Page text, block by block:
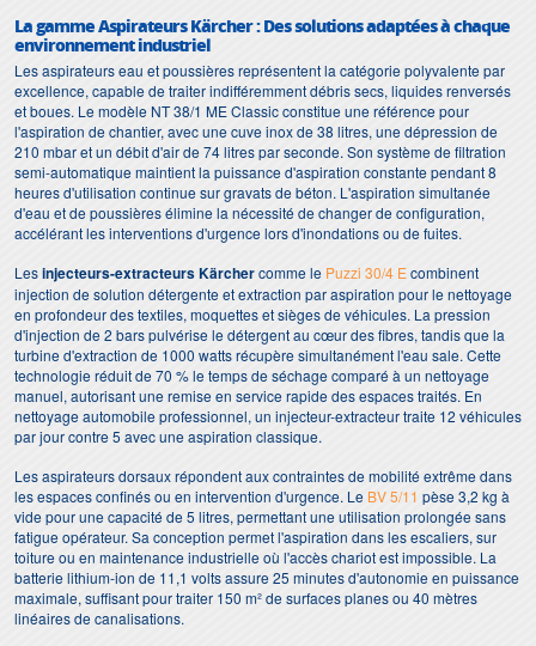
La gamme Aspirateurs Kärcher : Des solutions adaptées à chaque
environnement industriel
Les aspirateurs eau et poussières représentent la catégorie polyvalente par
excellence, capable de traiter indifféremment débris secs, liquides renversés
et boues. Le modèle NT 38/1 ME Classic constitue une référence pour
l'aspiration de chantier, avec une cuve inox de 38 litres, une dépression de
210 mbar et un débit d'air de 74 litres par seconde. Son système de filtration
semi-automatique maintient la puissance d'aspiration constante pendant 8
heures d'utilisation continue sur gravats de béton. L'aspiration simultanée
d'eau et de poussières élimine la nécessité de changer de configuration,
accélérant les interventions d'urgence lors d'inondations ou de fuites.
Lesinjecteurs-extracteurs Kärchercomme le Puzzi 30/4 Ecombinent
injection de solution détergente et extraction par aspiration pour le nettoyage
en profondeur des textiles, moquettes et sièges de véhicules. La pression
d'injection de 2 bars pulvérise le détergent au cœur des fibres, tandis que la
turbine d'extraction de 1000 watts récupère simultanément l'eau sale. Cette
technologie réduit de 70 % le temps de séchage comparé à un nettoyage
manuel, autorisant une remise en service rapide des espaces traités. En
nettoyage automobile professionnel, un injecteur-extracteur traite 12 véhicules
par jour contre 5 avec une aspiration classique.
Les aspirateurs dorsaux répondent aux contraintes de mobilité extrême dans
les espaces confinés ou en intervention d'urgence. Le BV 5/11 pèse 3,2 kg à
vide pour une capacité de 5 litres, permettant une utilisation prolongée sans
fatigue opérateur. Sa conception permet l'aspiration dans les escaliers, sur
toiture ou en maintenance industrielle où l'accès chariot est impossible. La
batterie lithium-ion de 11,1 volts assure 25 minutes d'autonomie en puissance
maximale, suffisant pour traiter 150 m² de surfaces planes ou 40 mètres
linéaires de canalisations.